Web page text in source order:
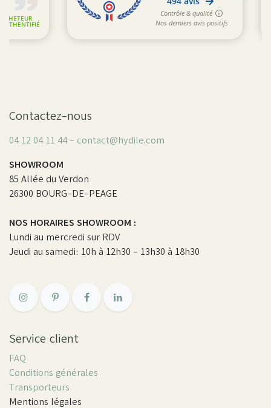
Contactez-nous
04 12 04 11 44 - contact@hydile.com
SHOWROOM
85 Allée du Verdon
26300 BOURG-DE-PEAGE
NOS HORAIRES SHOWROOM :
Lundi au mercredi sur RDV
Jeudi au samedi: 10h à 12h30 - 13h30 à 18h30
Service client
FAQ
Conditions générales
Transporteurs
Mentions légales